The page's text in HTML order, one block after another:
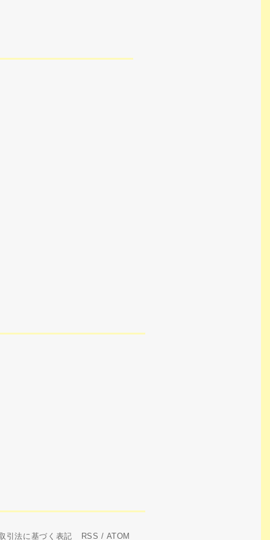
引法に基づく表記 RSS / ATOM